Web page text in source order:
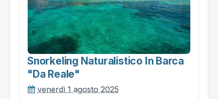
Snorkeling Naturalistico In Barca
"da Reale"
venerdì 1 agosto 2025